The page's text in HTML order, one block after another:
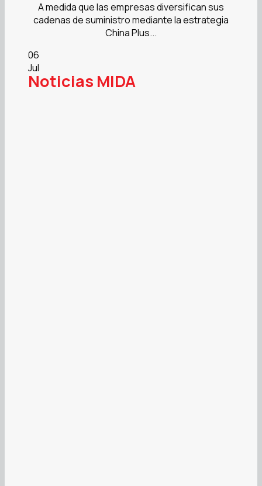
A medida que las empresas diversifican sus
cadenas de suministro mediante la estrategia
China Plus...
06
Jul
Noticias MIDA